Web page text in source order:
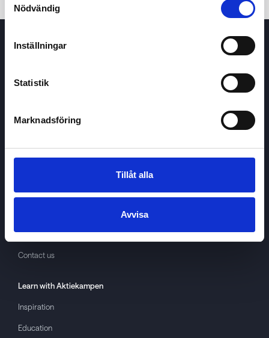
Nödvändig
Inställningar
Statistik
Marknadsföring
Tillåt alla
Avvisa
AboutAktiekampen
About cookies
GDPR
Contact us
Learn with Aktiekampen
Inspiration
Education